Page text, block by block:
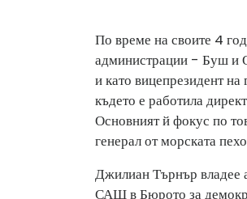
По време на своите 4
администрации - Буш и
и като вицепрезидент
където е работила
Основният й фокус по
генерал от морската
Джилиан Търнър владее
САЩ в Бюрото за